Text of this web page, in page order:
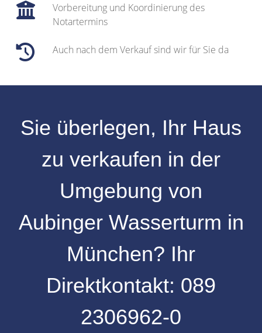
Vorbereitung und Koordinierung des
Notartermins
Auch nach dem Verkauf sind wir für Sie da
Sie überlegen, Ihr Haus
zu verkaufen in der
Umgebung von
Aubinger Wasserturm in
München? Ihr
Direktkontakt: 089
2306962-0